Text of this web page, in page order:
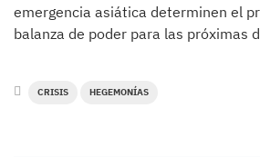
emergencia asiática determinen el
balanza de poder para las próximas
CRISIS HEGEMONÍAS